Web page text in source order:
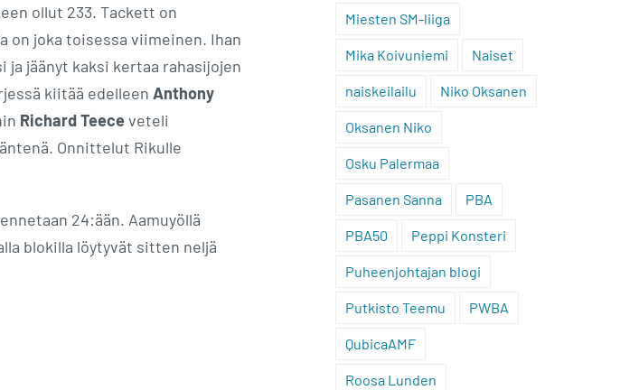
ollut 233. Tackett on
on joka toisessa viimeinen. Ihan
jäänyt kaksi kertaa rahasijojen
kiitää edelleen Anthony
Richard Teeceveteli
Onnittelut Rikulle
24:ään. Aamuyöllä
blokilla löytyvät sitten neljä
Miesten SM-liiga
Mika Koivuniemi Naiset
naiskeilailu Niko Oksanen
Oksanen Niko
Osku Palermaa
Pasanen Sanna PBA
PBA50 Peppi Konsteri
Puheenjohtajan blogi
Putkisto Teemu PWBA
QubicaAMF
Roosa Lunden